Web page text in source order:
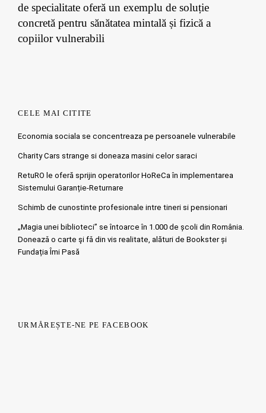
de specialitate oferă un exemplu de soluție
concretă pentru sănătatea mintală și fizică a
copiilor vulnerabili
CELE MAI CITITE
Economia sociala se concentreaza pe persoanele vulnerabile
Charity Cars strange si doneaza masini celor saraci
RetuRO le oferă sprijin operatorilor HoReCa în implementarea
Sistemului Garanție-Returnare
Schimb de cunostinte profesionale intre tineri si pensionari
„Magia unei biblioteci” se întoarce în 1.000 de școli din România.
Doneazǎ o carte şi fǎ din vis realitate, alături de Bookster și
Fundația Îmi Pasă
URMĂREȘTE-NE PE FACEBOOK